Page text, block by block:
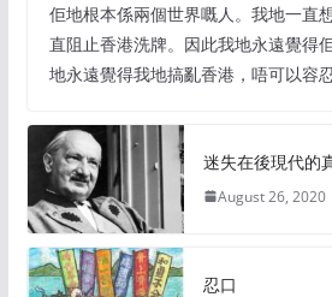
佢地根本係兩個世界嘅人。我地一直
直阻止香港洗牌。因此我地永遠覺得
地永遠覺得我地搞亂香港，唔可以容
迷失在後現代的
August 26, 2020
忍口